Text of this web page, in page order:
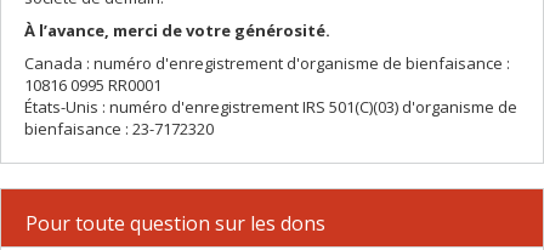
À l’avance, merci de votre générosité.
Canada : numéro d'enregistrement d'organisme de bienfaisance :
10816 0995 RR0001
États-Unis : numéro d'enregistrement IRS 501(C)(03) d'organisme de
bienfaisance : 23-7172320
Pour toute question sur les dons